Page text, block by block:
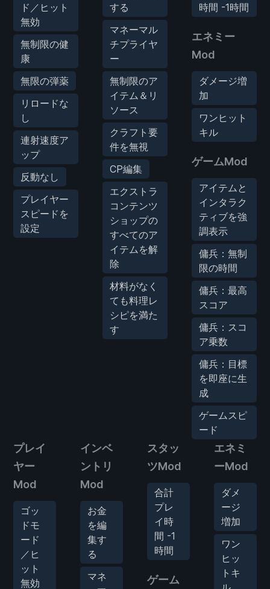
ド／ヒット
無効
無制限の健
康
無限の弾薬
リロードな
し
連射速度ア
ップ
反動なし
プレイヤー
スピードを
設定
する
マネーマル
チプライヤ
ー
無制限のア
イテム＆リ
ソース
クラフト要
件を無視
CP編集
エクストラ
コンテンツ
ショップの
すべてのア
イテムを解
除
材料がなく
ても料理レ
シピを満た
す
時間 -1時間
エネミー
Mod
ダメージ増
加
ワンヒット
キル
ゲームMod
アイテムと
インタラク
ティブを強
調表示
傭兵：無制
限の時間
傭兵：最高
スコア
傭兵：スコ
ア乗数
傭兵：目標
を即座に生
成
ゲームスピ
ード
プレイ
ヤー
Mod
ゴッ
ドモ
ード
／ヒ
ット
無効
インベ
ントリ
Mod
お金
を編
集す
る
マネ
スタッ
ツMod
合計
プレ
イ時
間 -1
時間
ゲーム
エネミ
ーMod
ダメ
ージ
増加
ワン
ヒッ
トキ